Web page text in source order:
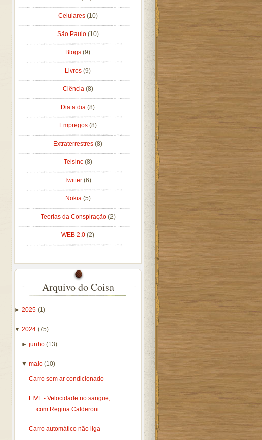
Celulares (10)
São Paulo (10)
Blogs (9)
Livros (9)
Ciência (8)
Dia a dia (8)
Empregos (8)
Extraterrestres (8)
Telsinc (8)
Twitter (6)
Nokia (5)
Teorias da Conspiração (2)
WEB 2.0 (2)
Arquivo do Coisa
► 2025 (1)
▼ 2024 (75)
► junho (13)
▼ maio (10)
Carro sem ar condicionado
LIVE - Velocidade no sangue,
com Regina Calderoni
Carro automático não liga